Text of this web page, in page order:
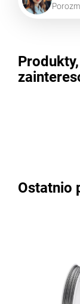
Porozm
Ostatnio